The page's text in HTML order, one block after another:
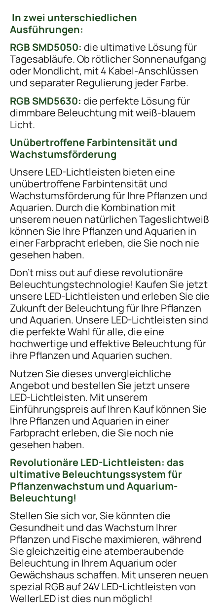
In zwei unterschiedlichen
Ausführungen:
RGB SMD5050: die ultimative Lösung für
Tagesabläufe. Ob rötlicher Sonnenaufgang
oder Mondlicht, mit 4 Kabel-Anschlüssen
und separater Regulierung jeder Farbe.
RGB SMD5630: die perfekte Lösung für
dimmbare Beleuchtung mit weiß-blauem
Licht.
Unübertroffene Farbintensität und
Wachstumsförderung
Unsere LED-Lichtleisten bieten eine
unübertroffene Farbintensität und
Wachstumsförderung für Ihre Pflanzen und
Aquarien. Durch die Kombination mit
unserem neuen natürlichen Tageslichtweiß
können Sie Ihre Pflanzen und Aquarien in
einer Farbpracht erleben, die Sie noch nie
gesehen haben.
Don't miss out auf diese revolutionäre
Beleuchtungstechnologie! Kaufen Sie jetzt
unsere LED-Lichtleisten und erleben Sie die
Zukunft der Beleuchtung für Ihre Pflanzen
und Aquarien. Unsere LED-Lichtleisten sind
die perfekte Wahl für alle, die eine
hochwertige und effektive Beleuchtung für
ihre Pflanzen und Aquarien suchen.
Nutzen Sie dieses unvergleichliche
Angebot und bestellen Sie jetzt unsere
LED-Lichtleisten. Mit unserem
Einführungspreis auf Ihren Kauf können Sie
Ihre Pflanzen und Aquarien in einer
Farbpracht erleben, die Sie noch nie
gesehen haben.
Revolutionäre LED-Lichtleisten: das
ultimative Beleuchtungssystem für
Pflanzenwachstum und Aquarium-
Beleuchtung!
Stellen Sie sich vor, Sie könnten die
Gesundheit und das Wachstum Ihrer
Pflanzen und Fische maximieren, während
Sie gleichzeitig eine atemberaubende
Beleuchtung in Ihrem Aquarium oder
Gewächshaus schaffen. Mit unseren neuen
spezial RGB auf 24V LED-Lichtleisten von
WellerLED ist dies nun möglich!